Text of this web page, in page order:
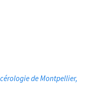
de Montpellier